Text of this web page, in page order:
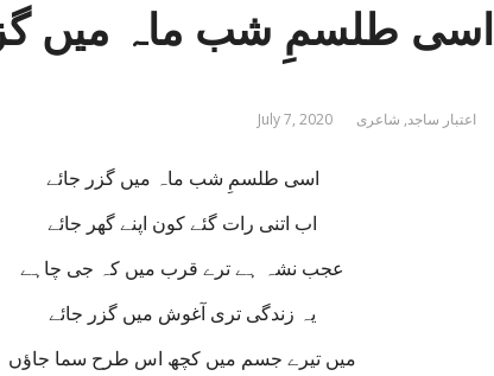
اسی طلسمِ شب ماہ میں گزر
July 7, 2020 اعتبار ساجد, شاعری
اسی طلسمِ شب ماہ میں گزر جائے
اب اتنی رات گئے کون اپنے گھر جائے
عجب نشہ ہے ترے قرب میں کہ جی چاہے
یہ زندگی تری آغوش میں گزر جائے
میں تیرے جسم میں کچھ اس طرح سما جاؤں